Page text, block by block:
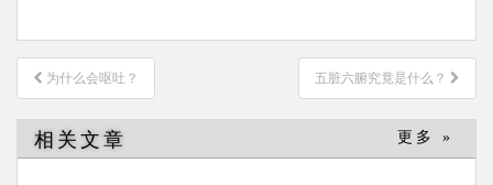
文
章
导
航
为什么会呕吐？ 五脏六腑究竟是什么？
相关文章 更多 »